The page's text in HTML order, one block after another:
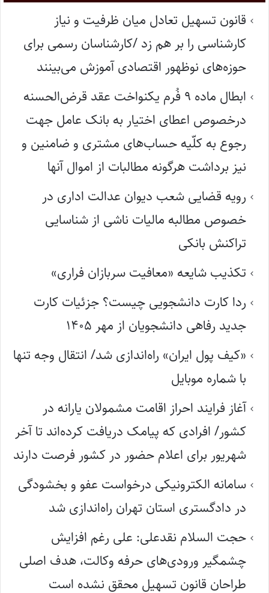
قانون تسهیل تعادل میان ظرفیت و نیاز
کارشناسی را بر هم زد /کارشناسان رسمی برای
حوزه‌های نوظهور اقتصادی آموزش می‌بینند
ابطال ماده ۹ فُرم یکنواخت عقد قرض‌الحسنه
درخصوص اعطای اختیار به بانک عامل جهت
رجوع به کلّیه حساب‌های مشتری و ضامنین و
نیز برداشت هرگونه مطالبات از اموال آنها
رویه قضایی شعب دیوان عدالت اداری در
خصوص مطالبه مالیات ناشی از شناسایی
تراکنش بانکی
تکذیب شایعه «معافیت سربازان فراری»
ردا کارت دانشجویی چیست؟ جزئیات کارت
جدید رفاهی دانشجویان از مهر ۱۴۰۵
«کیف پول ایران» راه‌اندازی شد/ انتقال وجه تنها
با شماره موبایل
آغاز فرایند احراز اقامت مشمولان یارانه در
کشور/ افرادی که پیامک دریافت کرده‌اند تا آخر
شهریور برای اعلام حضور در کشور فرصت دارند
سامانه الکترونیکی درخواست عفو و بخشودگی
در دادگستری استان تهران راه‌اندازی شد
حجت السلام نقدعلی: علی رغم افزایش
چشمگیر ورودی‌های حرفه وکالت، هدف اصلی
طراحان قانون تسهیل محقق نشده است